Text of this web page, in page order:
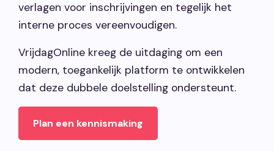
verlagen voor inschrijvingen en tegelijk het
interne proces vereenvoudigen.
VrijdagOnline kreeg de uitdaging om een
modern, toegankelijk platform te ontwikkelen
dat deze dubbele doelstelling ondersteunt.
Plan een kennismaking